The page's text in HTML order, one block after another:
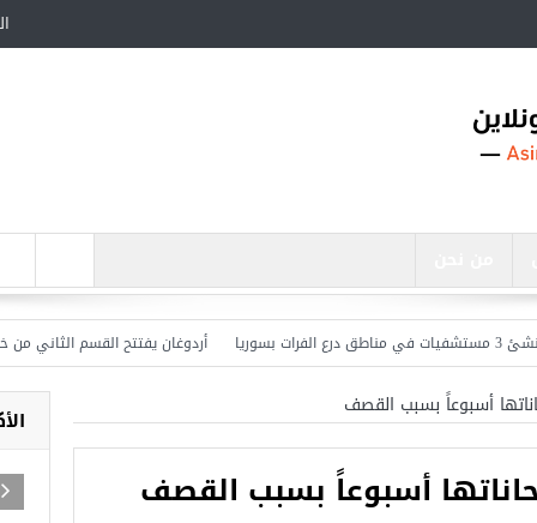
أردوغان يفتتح القسم الثاني من خط
أسبوعاً بسبب القصف
أسبوعاً بسبب القصف